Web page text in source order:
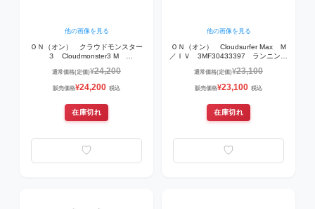
他の画像を見る
ＯＮ（オン） クラウドモンスター
３ Cloudmonster3 M
ズ Olive | Eclipse
通常価格(定価)¥24,200
販売価格¥24,200 税込
在庫切れ
他の画像を見る
ＯＮ（オン） Cloudsurfer Max Ｍ
／ＩＶ 3MF30433397 ランニング
通常価格(定価)¥23,100
販売価格¥23,100 税込
在庫切れ